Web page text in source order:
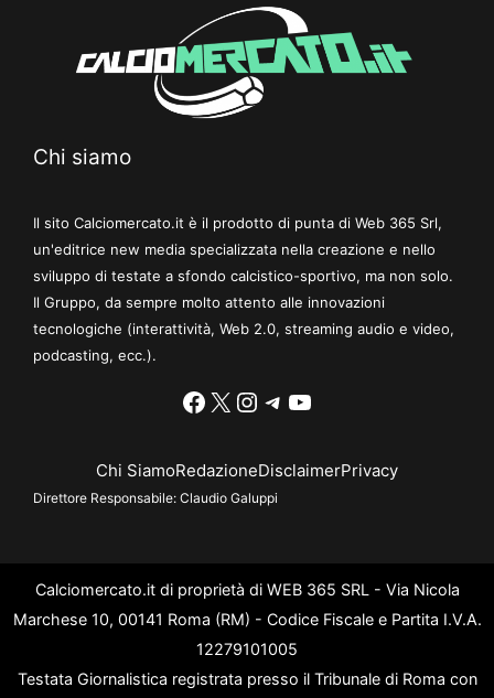
Chi siamo
Il sito Calciomercato.it è il prodotto di punta di Web 365 Srl,
un'editrice new media specializzata nella creazione e nello
sviluppo di testate a sfondo calcistico-sportivo, ma non solo.
Il Gruppo, da sempre molto attento alle innovazioni
tecnologiche (interattività, Web 2.0, streaming audio e video,
podcasting, ecc.).
Facebook
X Instagram
Telegram
YouTube
Chi SiamoRedazioneDisclaimerPrivacy
Direttore Responsabile: Claudio Galuppi
Calciomercato.it di proprietà di WEB 365 SRL - Via Nicola
Marchese 10, 00141 Roma (RM) - Codice Fiscale e Partita I.V.A.
12279101005
Testata Giornalistica registrata presso il Tribunale di Roma con